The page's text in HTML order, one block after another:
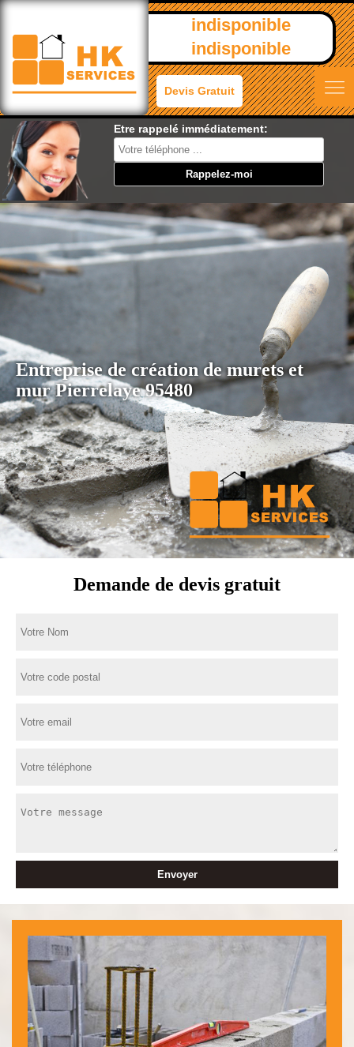
indisponible
indisponible
Devis Gratuit
Etre rappelé immédiatement:
Entreprise de création de murets et
mur Pierrelaye 95480
Demande de devis gratuit